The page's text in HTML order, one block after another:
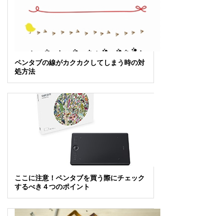
ペンタブの線がカクカクしてしまう時の対
処方法
ここに注意！ペンタブを買う際にチェック
するべき４つのポイント